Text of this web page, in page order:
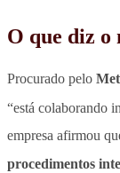
O que diz o
Procurado pelo
“está colaborando
empresa afirmou
procedimentos